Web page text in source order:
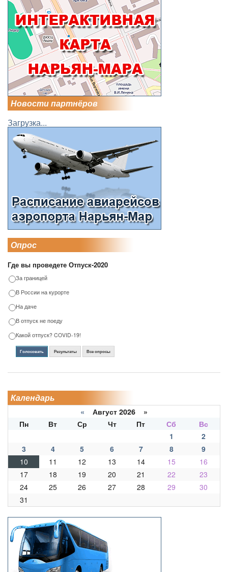
Новости партнёров
Загрузка...
Опрос
Где вы проведете Отпуск-2020
За границей
В России на курорте
На даче
В отпуск не поеду
Какой отпуск? COVID-19!
Голосовать Результаты Все опросы
Календарь
« Август 2026 »
Пн
Вт Ср Чт Пт Сб
Вс
1
2
3
4 5 6 7 8
9
10
11 12 13 14 15
16
17
18 19 20 21 22
23
24
25 26 27 28 29
30
31